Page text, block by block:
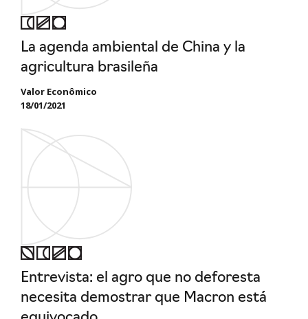
La agenda ambiental de China y la
agricultura brasileña
Valor Econômico
18/01/2021
Entrevista: el agro que no deforesta
necesita demostrar que Macron está